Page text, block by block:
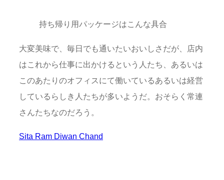
持ち帰り用パッケージはこんな具合
大変美味で、毎日でも通いたいおいしさだが、店内
はこれから仕事に出かけるという人たち、あるいは
このあたりのオフィスにて働いているあるいは経営
しているらしき人たちが多いようだ。おそらく常連
さんたちなのだろう。
Sita Ram Diwan Chand